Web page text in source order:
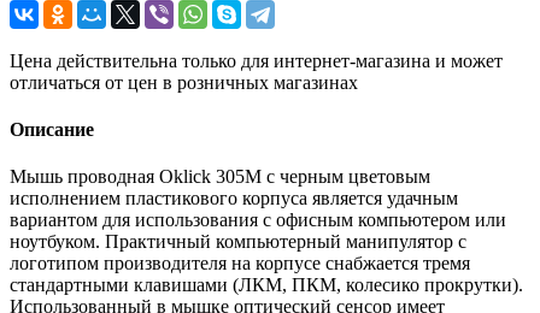
Цена действительна только для интернет-магазина и может
отличаться от цен в розничных магазинах
Описание
Мышь проводная Oklick 305M с черным цветовым
исполнением пластикового корпуса является удачным
вариантом для использования с офисным компьютером или
ноутбуком. Практичный компьютерный манипулятор с
логотипом производителя на корпусе снабжается тремя
стандартными клавишами (ЛКМ, ПКМ, колесико прокрутки).
Использованный в мышке оптический сенсор имеет